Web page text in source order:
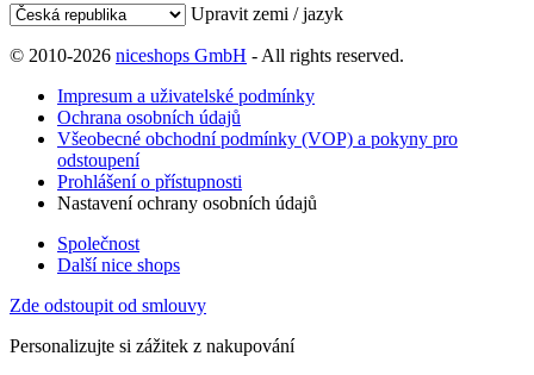
Upravit zemi / jazyk
© 2010-2026 niceshops GmbH - All rights reserved.
Impresum a uživatelské podmínky
Ochrana osobních údajů
Všeobecné obchodní podmínky (VOP) a pokyny pro
odstoupení
Prohlášení o přístupnosti
Nastavení ochrany osobních údajů
Společnost
Další nice shops
Zde odstoupit od smlouvy
Personalizujte si zážitek z nakupování